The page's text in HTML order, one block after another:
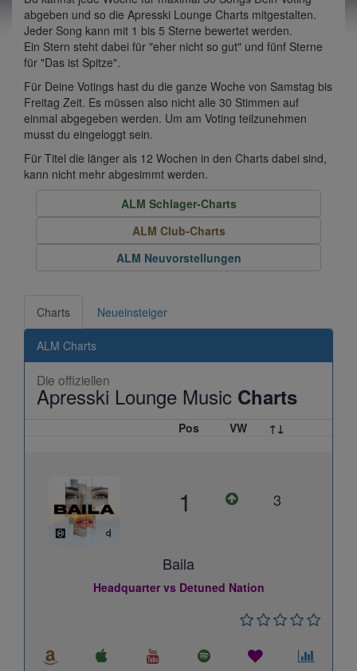
abgeben und so die Apresski Lounge Charts mitgestalten.
Jeder Song kann mit 1 bis 5 Sterne bewertet werden.
Ein Stern steht dabei für "eher nicht so gut" und fünf Sterne
für "Das ist Spitze".
Für Deine Votings hast du die ganze Woche von Samstag bis
Freitag Zeit. Es müssen also nicht alle 30 Stimmen auf
einmal abgegeben werden. Um am Voting teilzunehmen
musst du eingeloggt sein.
Für Titel die länger als 12 Wochen in den Charts dabei sind,
kann nicht mehr abgesimmt werden.
ALM Schlager-Charts
ALM Club-Charts
ALM Neuvorstellungen
Charts Neueinsteiger
ALM Charts
Die offiziellen
Apresski Lounge Music Charts
Pos VW ↑↓
1 3
Baila
Headquarter vs Detuned Nation